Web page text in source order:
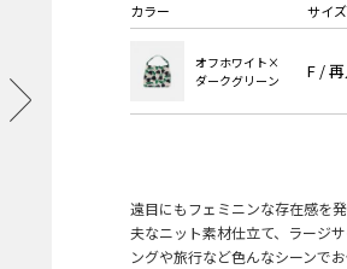
カラー サイ
オフホワイト×
ダークグリーン
F /
遠目にもフェミニンな存在感を
夫なニット素材仕立て、ラージ
ングや旅行など色んなシーンで